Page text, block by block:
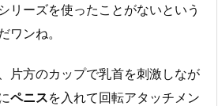
リーズを使ったことがないという
ワンね。
片方のカップで乳首を刺激しなが
ペニスを入れて回転アタッチメン